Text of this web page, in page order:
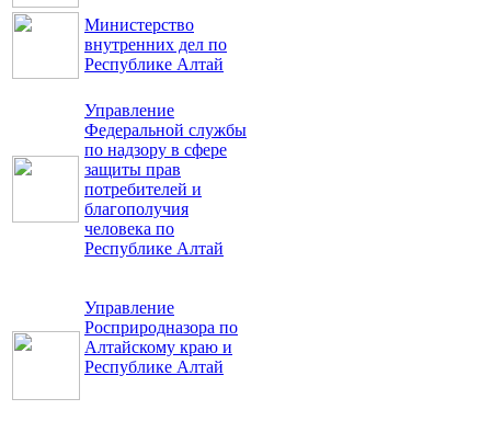
Министерство
внутренних дел по
Республике Алтай
Управление
Федеральной службы
по надзору в сфере
защиты прав
потребителей и
благополучия
человека по
Республике Алтай
Управление
Росприродназора по
Алтайскому краю и
Республике Алтай